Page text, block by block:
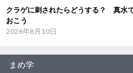
クラゲに刺されたらどうする？ 真水
おこう
2026年8月10日
まめ学